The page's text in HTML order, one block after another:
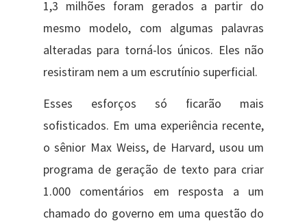
1,3 milhões foram gerados a partir do
mesmo modelo, com algumas palavras
alteradas para torná-los únicos. Eles não
resistiram nem a um escrutínio superficial.
Esses esforços só ficarão mais
sofisticados. Em uma experiência recente,
o sênior Max Weiss, de Harvard, usou um
programa de geração de texto para criar
1.000 comentários em resposta a um
chamado do governo em uma questão do